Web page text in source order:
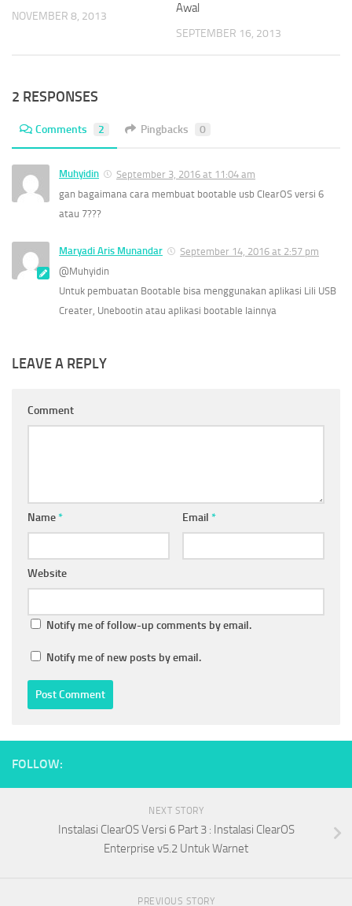
NOVEMBER 8, 2013
Awal
SEPTEMBER 16, 2013
2 RESPONSES
Comments 2 Pingbacks 0
Muhyidin
September 3, 2016 at 11:04 am
gan bagaimana cara membuat bootable usb ClearOS versi 6
atau 7???
Maryadi Aris Munandar
September 14, 2016 at 2:57 pm
@Muhyidin
Untuk pembuatan Bootable bisa menggunakan aplikasi Lili USB
Creater, Unebootin atau aplikasi bootable lainnya
LEAVE A REPLY
Comment
Name* Email *
Website
Notify me of follow-up comments by email.
Notify me of new posts by email.
FOLLOW:
NEXT STORY
Instalasi ClearOS Versi 6 Part 3 : Instalasi ClearOS
Enterprise v5.2 Untuk Warnet
PREVIOUS STORY